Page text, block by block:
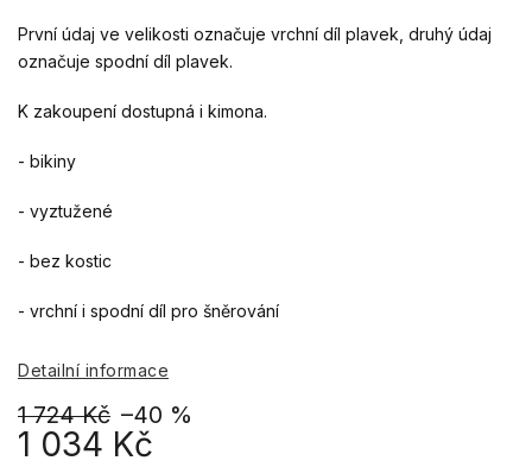
1 724 Kč –40 %
1 034 Kč
První údaj ve velikosti označuje vrchní díl plavek, druhý údaj
označuje spodní díl plavek.
K zakoupení dostupná i kimona.
- bikiny
- vyztužené
- bez kostic
- vrchní i spodní díl pro šněrování
Detailní informace